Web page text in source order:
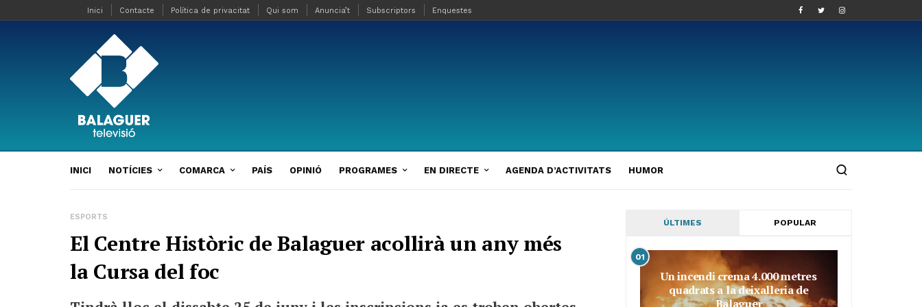
Inici Contacte Política de privacitat Qui som Anuncia’t Subscriptors Enquestes
INICI NOTÍCIES COMARCA PAÍS OPINIÓ PROGRAMES EN DIRECTE AGENDA D’ACTIVITATS HUMOR
ESPORTS
El Centre Històric de Balaguer acollirà un any més
la Cursa del foc
ÚLTIMES POPULAR
01
Un incendi crema 4.000 metres
quadrats a la deixalleria de
Balaguer